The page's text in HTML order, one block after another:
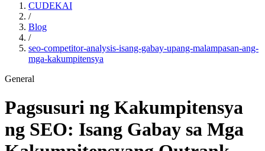
CUDEKAI
/
Blog
/
seo-competitor-analysis-isang-gabay-upang-malampasan-ang-
mga-kakumpitensya
General
Pagsusuri ng Kakumpitensya
ng SEO: Isang Gabay sa Mga